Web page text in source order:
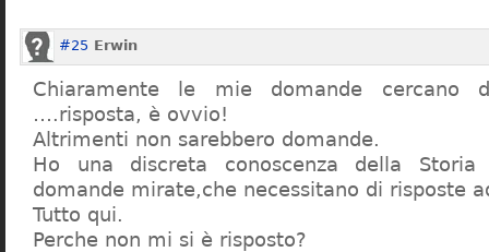
#25 Erwin
Chiaramente le mie domande cercano
….risposta, è ovvio!
Altrimenti non sarebbero domande.
Ho una discreta conoscenza della
domande mirate,che necessitano di risposte
Tutto qui.
Perche non mi si è risposto?